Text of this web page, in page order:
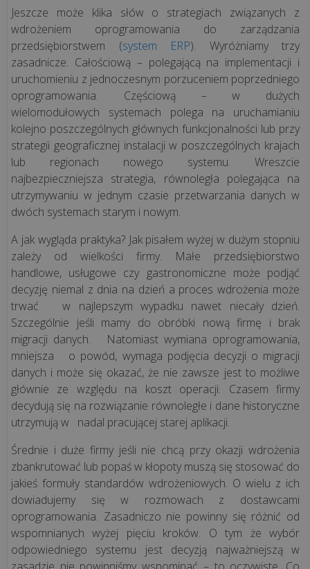
STUDY
Kawa
podawana
przez
misia
technologia
odporna
na
mróz.
Zob...
Niezawodna
infrastruktura
fiskalna
dla
rosnącej
sieci
pizzer...
„Krzepka
Rzepka”
–
jak
technologia
wspiera
marzenia
o
zdrowy...
Jeszcze może klika słów o strategiach związanych z
wdrożeniem oprogramowania do zarządzania
przedsiębiorstwem (system ERP). Wyróżniamy trzy
zasadnicze. Całościową – polegającą na implementacji i
uruchomieniu z jednoczesnym porzuceniem poprzedniego
oprogramowania. Częściową – w dużych
wielomodułowych systemach polega na uruchamianiu
kolejno poszczególnych głównych funkcjonalności lub przy
strategii geograficznej instalacji w poszczególnych krajach
lub regionach nowego systemu. Wreszcie
najbezpieczniejsza strategia, równoległa polegająca na
utrzymywaniu w jednym czasie przetwarzania danych w
dwóch systemach starym i nowym.
A jak wygląda praktyka? Jak pisałem wyżej w dużym stopniu
zależy od wielkości firmy. Małe przedsiębiorstwo
handlowe, usługowe czy gastronomiczne może podjąć
decyzję niemal z dnia na dzień a proces wdrożenia może
trwać w najlepszym wypadku nawet niecały dzień.
Szczególnie jeśli mamy do obróbki nową firmę i brak
migracji danych. Natomiast wymiana oprogramowania,
mniejsza o powód, wymaga podjęcia decyzji o migracji
danych i może się okazać, że nie zawsze jest to możliwe
głównie ze względu na koszt operacji. Czasem firmy
decydują się na rozwiązanie równoległe i dane historyczne
utrzymują w nadal pracującej starej aplikacji.
Średnie i duże firmy jeśli nie chcą przy okazji wdrożenia
zbankrutować lub popaś w kłopoty muszą się stosować do
jakieś formuły standardów wdrożeniowych. O wielu z ich
dowiadujemy się w rozmowach z dostawcami
oprogramowania. Zasadniczo nie powinny się różnić od
wspomnianych wyżej pięciu kroków. O tym że wybór
odpowiedniego systemu jest decyzją najważniejszą w